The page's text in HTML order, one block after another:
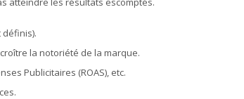
la notoriété de la marque.
Publicitaires (ROAS), etc.